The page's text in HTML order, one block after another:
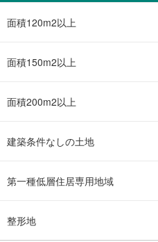
面積120m2以上
面積150m2以上
面積200m2以上
建築条件なしの土地
第一種低層住居専用地域
整形地